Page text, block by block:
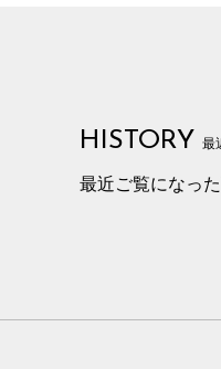
HISTORY 最
最近ご覧になっ